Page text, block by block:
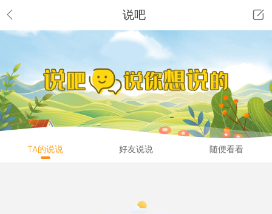
说吧
TA的说说 好友说说 随便看看